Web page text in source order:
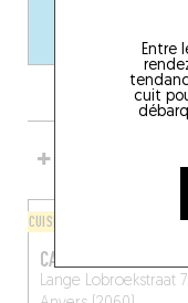
Entre
cuit
+ DE
CUISINE D'AUTEUR
CAFÉ COMMERCIAL
Lange Lobroekstraat